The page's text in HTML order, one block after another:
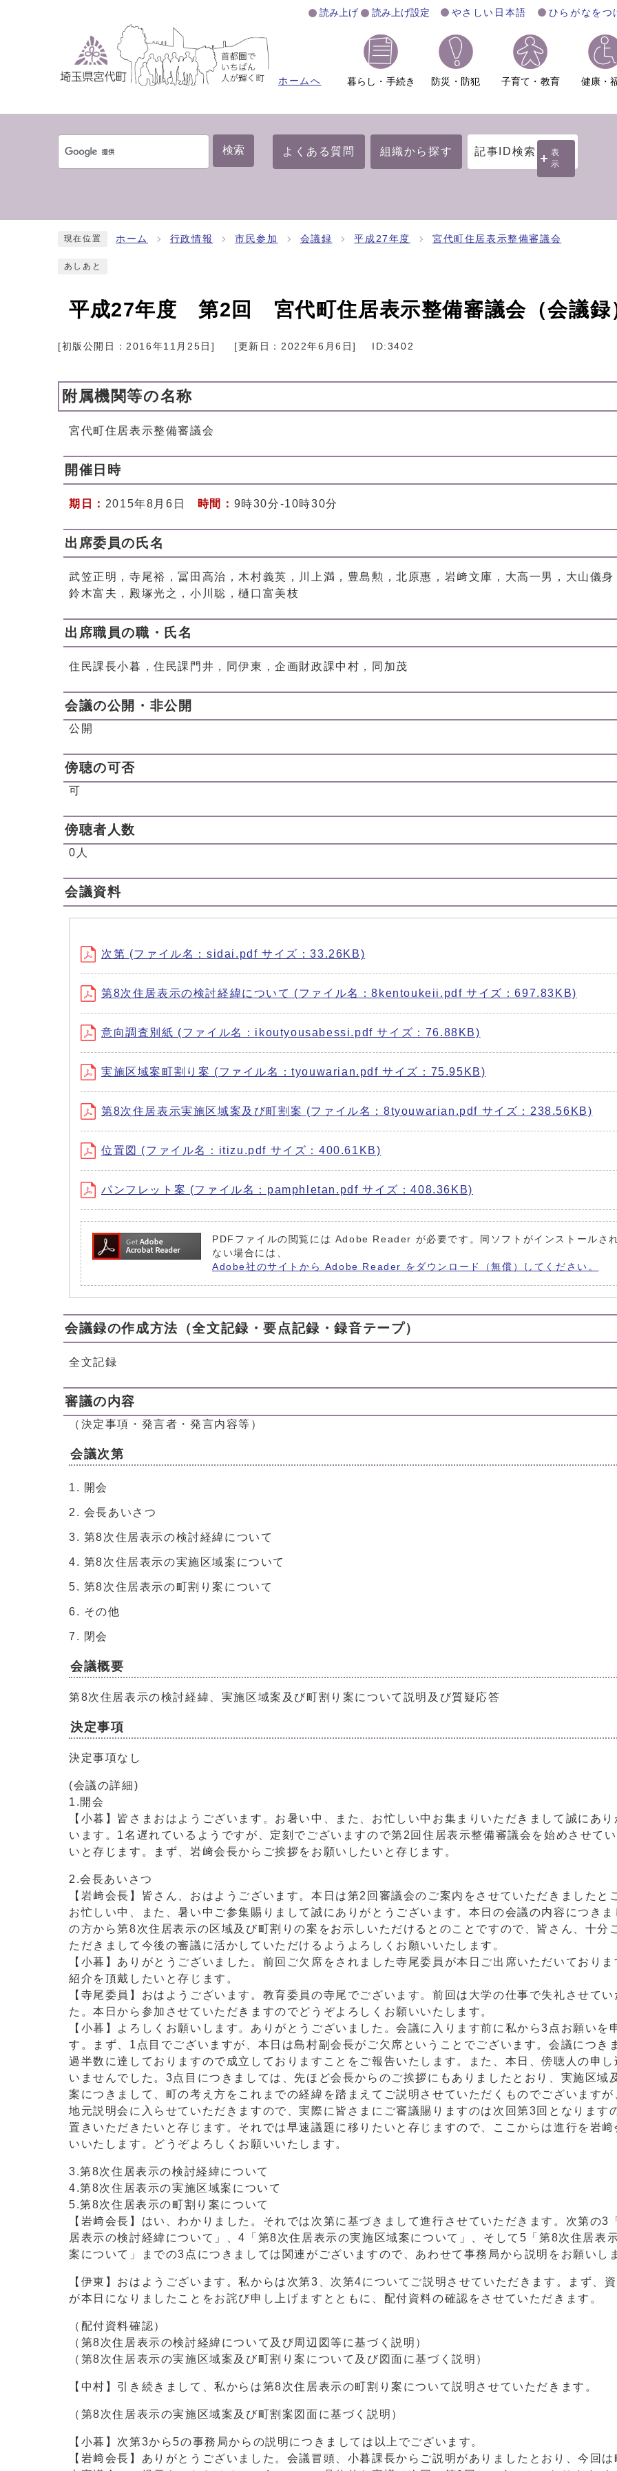
読み上げ 読み上げ設定 やさしい日本語 ひらがなをつ
ホームへ 暮らし・手続き 防災・防犯 子育て・教育 健康・
検索 よくある質問 組織から探す 記事ID検索
表
示
現在位置 ホーム 行政情報 市民参加 会議録 平成27年度 宮代町住居表示整備審議会
あしあと
平成27年度 第2回 宮代町住居表示整備審議会（会議録
[初版公開日：2016年11月25日 ] [更新日：2022年6月6日] ID:3402
附属機関等の名称
宮代町住居表示整備審議会
開催日時
期日： 2015年8月6日 時間： 9時30分-10時30分
出席委員の氏名
武笠正明，寺尾裕，冨田高治，木村義英，川上満，豊島勲，北原惠，岩﨑文庫，大高一男，大山儀
鈴木富夫，殿塚光之，小川聡，樋口富美枝
出席職員の職・氏名
住民課長小暮，住民課門井，同伊東，企画財政課中村，同加茂
会議の公開・非公開
公開
傍聴の可否
可
傍聴者人数
0人
会議資料
次第 (ファイル名：sidai.pdf サイズ：33.26KB)
第8次住居表示の検討経緯について (ファイル名：8kentoukeii.pdf サイズ：697.83KB)
意向調査別紙 (ファイル名：ikoutyousabessi.pdf サイズ：76.88KB)
実施区域案町割り案 (ファイル名：tyouwarian.pdf サイズ：75.95KB)
第8次住居表示実施区域案及び町割案 (ファイル名：8tyouwarian.pdf サイズ：238.56KB)
位置図 (ファイル名：itizu.pdf サイズ：400.61KB)
パンフレット案 (ファイル名：pamphletan.pdf サイズ：408.36KB)
PDFファイルの閲覧には Adobe Reader が必要です。同ソフトがインストールさ
ない場合には、
Adobe社のサイトから Adobe Reader をダウンロード（無償）してください。
会議録の作成方法（全文記録・要点記録・録音テープ）
全文記録
審議の内容
（決定事項・発言者・発言内容等）
会議次第
開会
会長あいさつ
第8次住居表示の検討経緯について
第8次住居表示の実施区域案について
第8次住居表示の町割り案について
その他
閉会
会議概要
第8次住居表示の検討経緯、実施区域案及び町割り案について説明及び質疑応答
決定事項
決定事項なし
(会議の詳細)
1.開会
【小暮】皆さまおはようございます。お暑い中、また、お忙しい中お集まりいただきまして誠にあ
います。1名遅れているようですが、定刻でございますので第2回住居表示整備審議会を始めさせて
いと存じます。まず、岩﨑会長からご挨拶をお願いしたいと存じます。
2.会長あいさつ
【岩﨑会長】皆さん、おはようございます。本日は第2回審議会のご案内をさせていただきましたと
お忙しい中、また、暑い中ご参集賜りまして誠にありがとうございます。本日の会議の内容につき
の方から第8次住居表示の区域及び町割りの案をお示しいただけるとのことですので、皆さん、十分
ただきまして今後の審議に活かしていただけるようよろしくお願いいたします。
【小暮】ありがとうございました。前回ご欠席をされました寺尾委員が本日ご出席いただいており
紹介を頂戴したいと存じます。
【寺尾委員】おはようございます。教育委員の寺尾でございます。前回は大学の仕事で失礼させて
た。本日から参加させていただきますのでどうぞよろしくお願いいたします。
【小暮】よろしくお願いします。ありがとうございました。会議に入ります前に私から3点お願いを
す。まず、1点目でございますが、本日は島村副会長がご欠席ということでございます。会議につき
過半数に達しておりますので成立しておりますことをご報告いたします。また、本日、傍聴人の申
いませんでした。3点目につきましては、先ほど会長からのご挨拶にもありましたとおり、実施区域
案につきまして、町の考え方をこれまでの経緯を踏まえてご説明させていただくものでございます
地元説明会に入らせていただきますので、実際に皆さまにご審議賜りますのは次回第3回となります
置きいただきたいと存じます。それでは早速議題に移りたいと存じますので、ここからは進行を岩
いいたします。どうぞよろしくお願いいたします。
3.第8次住居表示の検討経緯について
4.第8次住居表示の実施区域案について
5.第8次住居表示の町割り案について
【岩﨑会長】はい、わかりました。それでは次第に基づきまして進行させていただきます。次第の3
居表示の検討経緯について」、4「第8次住居表示の実施区域案について」、そして5「第8次住居表
案について」までの3点につきましては関連がございますので、あわせて事務局から説明をお願いし
【伊東】おはようございます。私からは次第3、次第4についてご説明させていただきます。まず、
が本日になりましたことをお詫び申し上げますとともに、配付資料の確認をさせていただきます。
（配付資料確認）
（第8次住居表示の検討経緯について及び周辺図等に基づく説明）
（第8次住居表示の実施区域案及び町割り案について及び図面に基づく説明）
【中村】引き続きまして、私からは第8次住居表示の町割り案について説明させていただきます。
（第8次住居表示の実施区域案及び町割案図面に基づく説明）
【小暮】次第3から5の事務局からの説明につきましては以上でございます。
【岩﨑会長】ありがとうございました。会議冒頭、小暮課長からご説明がありましたとおり、今回